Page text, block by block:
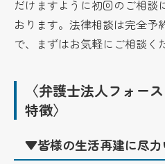
だけますように初回のご相談
おります。法律相談は完全予
で、まずはお気軽にご相談く
〈弁護士法人フォー
特徴〉
▼皆様の生活再建に尽力